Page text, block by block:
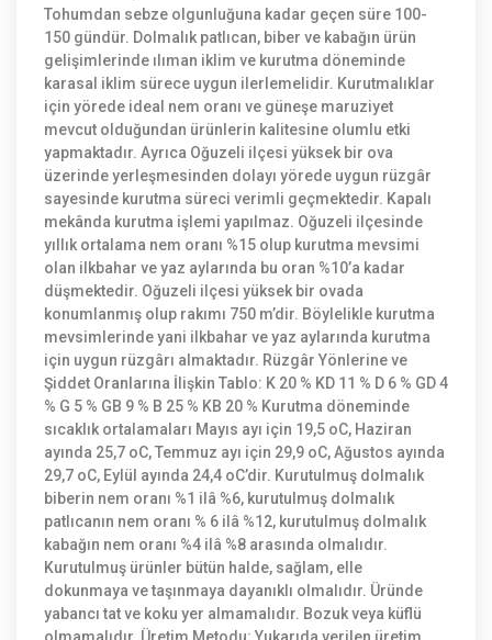
Tohumdan sebze olgunluğuna kadar geçen süre 100-
150 gündür. Dolmalık patlıcan, biber ve kabağın ürün
gelişimlerinde ılıman iklim ve kurutma döneminde
karasal iklim sürece uygun ilerlemelidir. Kurutmalıklar
için yörede ideal nem oranı ve güneşe maruziyet
mevcut olduğundan ürünlerin kalitesine olumlu etki
yapmaktadır. Ayrıca Oğuzeli ilçesi yüksek bir ova
üzerinde yerleşmesinden dolayı yörede uygun rüzgâr
sayesinde kurutma süreci verimli geçmektedir. Kapalı
mekânda kurutma işlemi yapılmaz. Oğuzeli ilçesinde
yıllık ortalama nem oranı %15 olup kurutma mevsimi
olan ilkbahar ve yaz aylarında bu oran %10’a kadar
düşmektedir. Oğuzeli ilçesi yüksek bir ovada
konumlanmış olup rakımı 750 m’dir. Böylelikle kurutma
mevsimlerinde yani ilkbahar ve yaz aylarında kurutma
için uygun rüzgârı almaktadır. Rüzgâr Yönlerine ve
Şiddet Oranlarına İlişkin Tablo: K 20 % KD 11 % D 6 % GD 4
% G 5 % GB 9 % B 25 % KB 20 % Kurutma döneminde
sıcaklık ortalamaları Mayıs ayı için 19,5 oC, Haziran
ayında 25,7 oC, Temmuz ayı için 29,9 oC, Ağustos ayında
29,7 oC, Eylül ayında 24,4 oC’dir. Kurutulmuş dolmalık
biberin nem oranı %1 ilâ %6, kurutulmuş dolmalık
patlıcanın nem oranı % 6 ilâ %12, kurutulmuş dolmalık
kabağın nem oranı %4 ilâ %8 arasında olmalıdır.
Kurutulmuş ürünler bütün halde, sağlam, elle
dokunmaya ve taşınmaya dayanıklı olmalıdır. Üründe
yabancı tat ve koku yer almamalıdır. Bozuk veya küflü